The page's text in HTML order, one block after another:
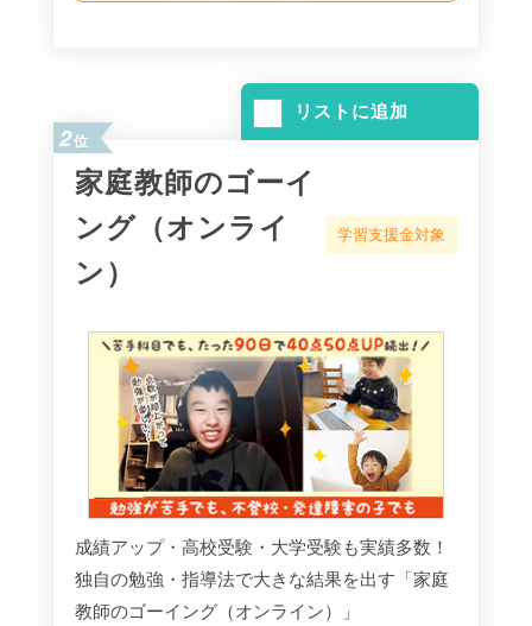
リストに追加
2位
家庭教師のゴーイ
ング（オンライ
ン）
学習支援金対象
成績アップ・高校受験・大学受験も実績多数！
独自の勉強・指導法で大きな結果を出す「家庭
教師のゴーイング（オンライン）」